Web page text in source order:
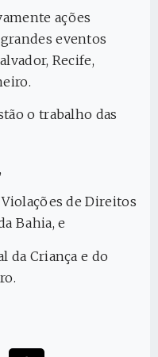
ações
eventos
Recife,
o trabalho das
de Direitos
Bahia, e
da Criança e do